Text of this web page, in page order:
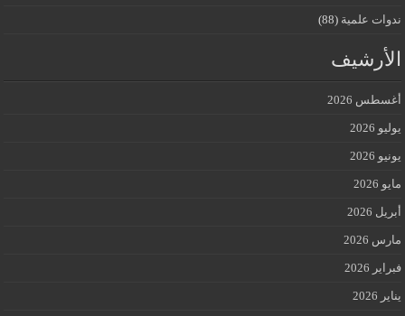
ندوات علمية (88)
الأرشيف
أغسطس 2026
يوليو 2026
يونيو 2026
مايو 2026
أبريل 2026
مارس 2026
فبراير 2026
يناير 2026